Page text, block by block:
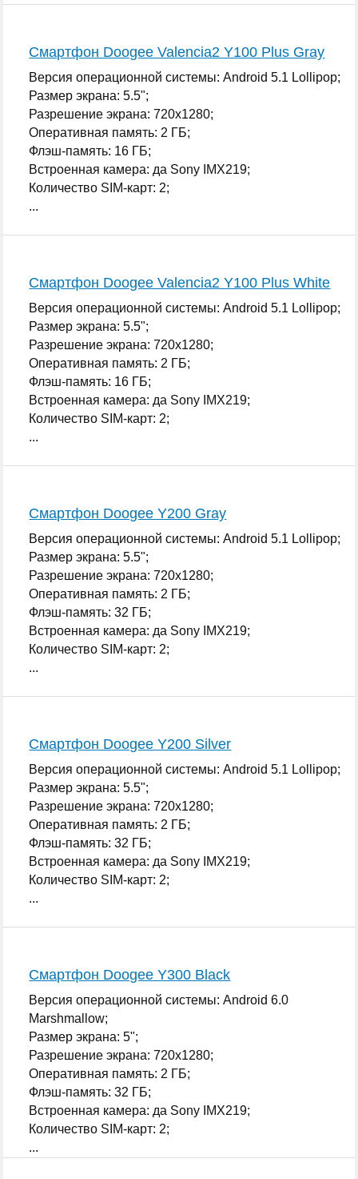
Смартфон Doogee Valencia2 Y100 Plus Gray
Версия операционной системы: Android 5.1 Lollipop;
Размер экрана: 5.5";
Разрешение экрана: 720x1280;
Оперативная память: 2 ГБ;
Флэш-память: 16 ГБ;
Встроенная камера: да Sony IMX219;
Количество SIM-карт: 2;
...
Смартфон Doogee Valencia2 Y100 Plus White
Версия операционной системы: Android 5.1 Lollipop;
Размер экрана: 5.5";
Разрешение экрана: 720x1280;
Оперативная память: 2 ГБ;
Флэш-память: 16 ГБ;
Встроенная камера: да Sony IMX219;
Количество SIM-карт: 2;
...
Смартфон Doogee Y200 Gray
Версия операционной системы: Android 5.1 Lollipop;
Размер экрана: 5.5";
Разрешение экрана: 720x1280;
Оперативная память: 2 ГБ;
Флэш-память: 32 ГБ;
Встроенная камера: да Sony IMX219;
Количество SIM-карт: 2;
...
Смартфон Doogee Y200 Silver
Версия операционной системы: Android 5.1 Lollipop;
Размер экрана: 5.5";
Разрешение экрана: 720x1280;
Оперативная память: 2 ГБ;
Флэш-память: 32 ГБ;
Встроенная камера: да Sony IMX219;
Количество SIM-карт: 2;
...
Смартфон Doogee Y300 Black
Версия операционной системы: Android 6.0
Marshmallow;
Размер экрана: 5";
Разрешение экрана: 720x1280;
Оперативная память: 2 ГБ;
Флэш-память: 32 ГБ;
Встроенная камера: да Sony IMX219;
Количество SIM-карт: 2;
...